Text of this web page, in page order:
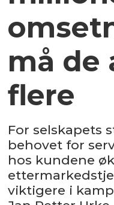
må de
flere
For selskapets
behovet for
hos kundene
viktigere i